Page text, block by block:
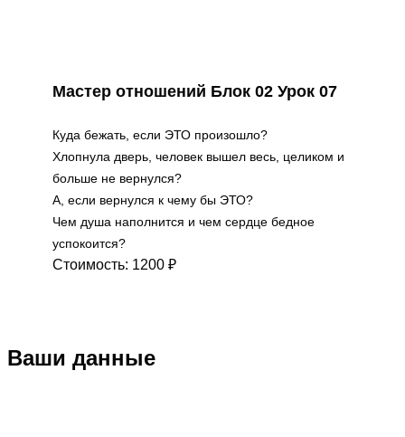
Мастер отношений Блок 02 Урок 07
Куда бежать, если ЭТО произошло?
Хлопнула дверь, человек вышел весь, целиком и
больше не вернулся?
А, если вернулся к чему бы ЭТО?
Чем душа наполнится и чем сердце бедное
успокоится?
Стоимость: 1200 ₽
Ваши данные